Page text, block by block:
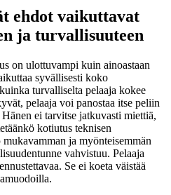
ehdot vaikuttavat
ja turvallisuuteen
on ulottuvampi kuin ainoastaan
syvällisesti koko
turvalliselta pelaaja kokee
pelaaja voi panostaa itse peliin
ei tarvitse jatkuvasti miettiä,
kotiutus teknisen
ja myönteisemmän
vahvistuu. Pelaaja
Se ei koeta väistää